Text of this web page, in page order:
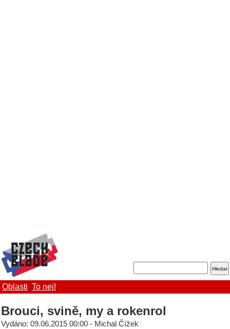
Oblasti To nej!
Brouci, svině, my a rokenrol
Vydáno: 09.06.2015 00:00 - Michal Čížek